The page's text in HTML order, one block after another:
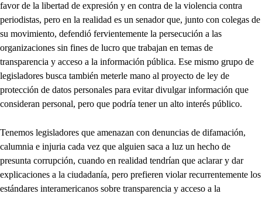
favor de la libertad de expresión y en contra de la violencia contra
periodistas, pero en la realidad es un senador que, junto con colegas de
su movimiento, defendió fervientemente la persecución a las
organizaciones sin fines de lucro que trabajan en temas de
transparencia y acceso a la información pública. Ese mismo grupo de
legisladores busca también meterle mano al proyecto de ley de
protección de datos personales para evitar divulgar información que
consideran personal, pero que podría tener un alto interés público.
Tenemos legisladores que amenazan con denuncias de difamación,
calumnia e injuria cada vez que alguien saca a luz un hecho de
presunta corrupción, cuando en realidad tendrían que aclarar y dar
explicaciones a la ciudadanía, pero prefieren violar recurrentemente los
estándares interamericanos sobre transparencia y acceso a la